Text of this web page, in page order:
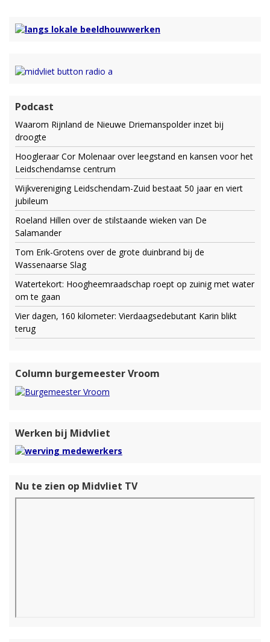
Podcast
Waarom Rijnland de Nieuwe Driemanspolder inzet bij
droogte
Hoogleraar Cor Molenaar over leegstand en kansen voor het
Leidschendamse centrum
Wijkvereniging Leidschendam-Zuid bestaat 50 jaar en viert
jubileum
Roeland Hillen over de stilstaande wieken van De
Salamander
Tom Erik-Grotens over de grote duinbrand bij de
Wassenaarse Slag
Watertekort: Hoogheemraadschap roept op zuinig met water
om te gaan
Vier dagen, 160 kilometer: Vierdaagsedebutant Karin blikt
terug
Column burgemeester Vroom
Werken bij Midvliet
Nu te zien op Midvliet TV